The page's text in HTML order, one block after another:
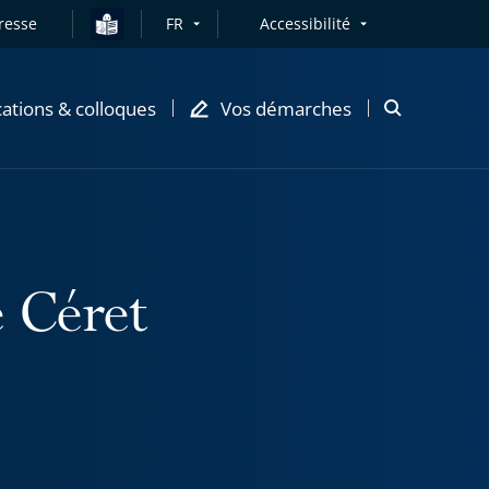
FR Accessibilité
& colloques Vos démarches
Ouvrir
Céret